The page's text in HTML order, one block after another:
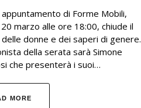
appuntamento di Forme Mobili,
marzo alle ore 18:00, chiude il
donne e dei saperi di genere.
della serata sarà Simone
che presenterà i suoi…
MORE